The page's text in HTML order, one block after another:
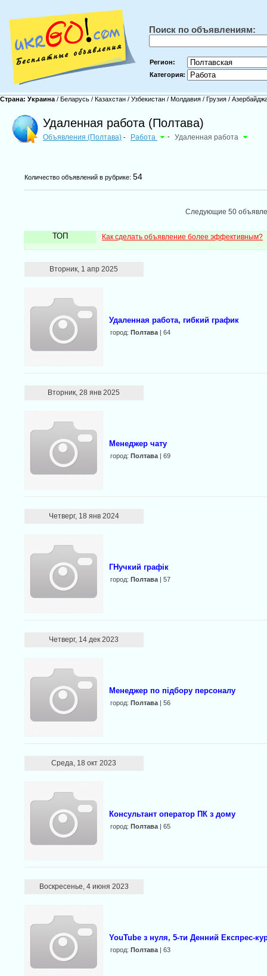
Поиск по объявлениям:
Регион:
Категория:
Страна: Украина / Беларусь / Казахстан / Узбекистан / Молдавия / Грузия /
Удаленная работа (Полтава)
Объявления (Полтава) - Работа - Удаленная работа
Количество объявлений в рубрике: 54
Следующие 50
ТОП Как сделать объявление более эффективным?
Вторник, 1 апр 2025
Удаленная работа, гибкий график
город: Полтава| 64
Вторник, 28 янв 2025
Менеджер чату
город: Полтава| 69
Четверг, 18 янв 2024
ГНучкий грaфік
город: Полтава| 57
Четверг, 14 дек 2023
Менеджер по підбору персоналу
город: Полтава| 56
Среда, 18 окт 2023
Консультант оператор ПК з дому
город: Полтава| 65
Воскресенье, 4 июня 2023
YouTube з нуля, 5-ти Денний Експрес-
город: Полтава| 63